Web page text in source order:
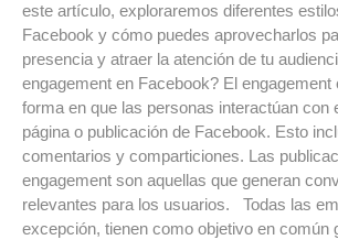
este artículo, exploraremos diferentes
Facebook y cómo puedes aprovecharlos
presencia y atraer la atención de tu
engagement en Facebook? El engagement
forma en que las personas interactúan con
página o publicación de Facebook. Esto
comentarios y comparticiones. Las
engagement son aquellas que generan
relevantes para los usuarios. Todas las
excepción, tienen como objetivo en común